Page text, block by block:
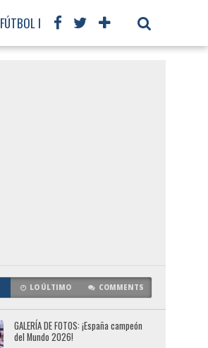
FÚTBOL INTERNACIONAL
LO ÚLTIMO COMMENTS
GALERÍA DE FOTOS: ¡España campeón
del Mundo 2026!